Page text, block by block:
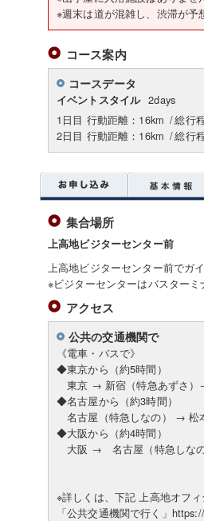
※週末は道が混雑し、渋滞が
コース案内
コースデータ
イベントスタイル 2days
1日目 行動距離：16km /総行
2日目 行動距離：16km /総行
集合場所
上高地ビジターセンター前
上高地ビジターセンター前でガ
※ビジターセンターはバスターミ
アクセス
公共の交通機関で
《電車・バスで》
◆東京から（約5時間）
東京 → 新宿（特急あずさ
◆名古屋から（約3時間）
名古屋（特急しなの） →
◆大阪から（約4時間）
大阪 → 名古屋（特急しな
※詳しくは、下記 上高地オフ
「公共交通機関で行く」